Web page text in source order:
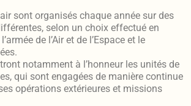
sont organisés chaque année sur des
selon un choix effectué en
de l’Air et de l’Espace et le
notamment à l’honneur les unités de
qui sont engagées de manière continue
opérations extérieures et missions